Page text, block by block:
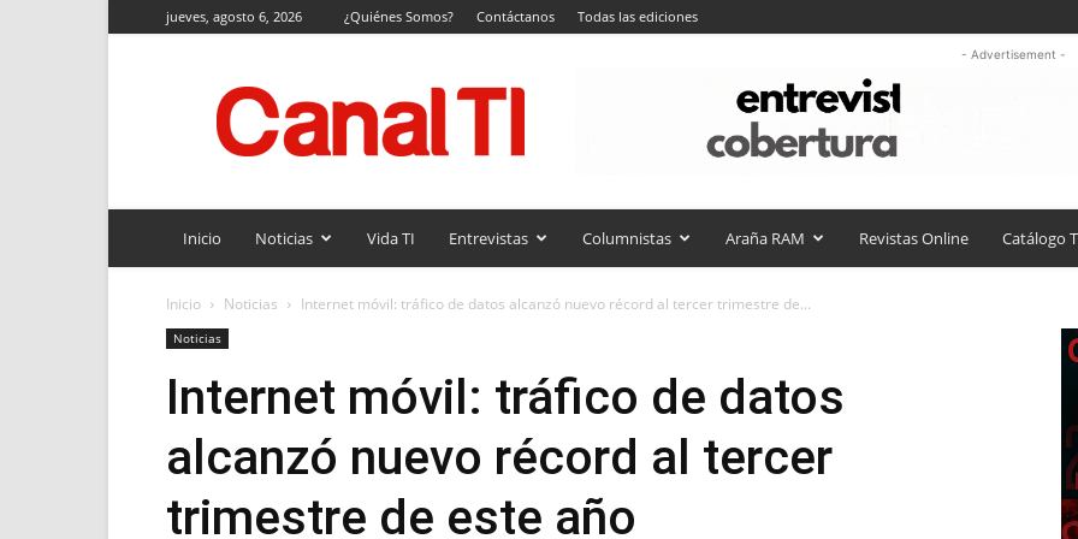
jueves, agosto 6, 2026 ¿Quiénes Somos? Contáctanos Todas las ediciones
TI
- Advertisement -
Inicio Noticias Vida TI Entrevistas Columnistas Araña RAM Revistas Online Catálogo
Inicio Noticias Internet móvil: tráfico de datos alcanzó nuevo récord al tercer trimestre de...
Noticias
Internet móvil: tráfico de datos
alcanzó nuevo récord al tercer
trimestre de este año